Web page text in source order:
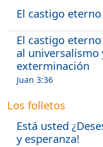
El castigo eterno
El castigo
al universalismo
exterminación
Juan 3:36
Los folletos
Está usted
y esperanza!